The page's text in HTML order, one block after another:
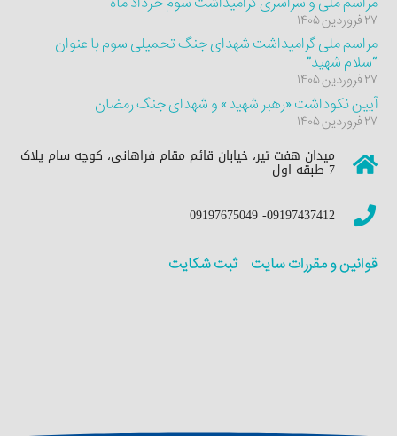
۲۷ فروردین ۱۴۰۵
مراسم ملی گرامیداشت شهدای جنگ تحمیلی سوم با عنوان
“سلام شهید”
۲۷ فروردین ۱۴۰۵
آیین نکوداشت «رهبر شهید» و شهدای جنگ رمضان
۲۷ فروردین ۱۴۰۵
میدان هفت تیر، خیابان قائم مقام فراهانی، کوچه سام پلاک
7 طبقه اول
09197437412- 09197675049
قوانین و مقررات سایت ثبت شکایت